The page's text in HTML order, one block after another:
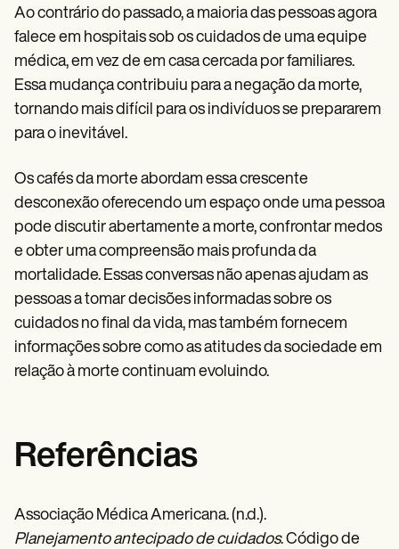
Ao contrário do passado, a maioria das pessoas agora
falece em hospitais sob os cuidados de uma equipe
médica, em vez de em casa cercada por familiares.
Essa mudança contribuiu para a negação da morte,
tornando mais difícil para os indivíduos se prepararem
para o inevitável.
Os cafés da morte abordam essa crescente
desconexão oferecendo um espaço onde uma pessoa
pode discutir abertamente a morte, confrontar medos
e obter uma compreensão mais profunda da
mortalidade. Essas conversas não apenas ajudam as
pessoas a tomar decisões informadas sobre os
cuidados no final da vida, mas também fornecem
informações sobre como as atitudes da sociedade em
relação à morte continuam evoluindo.
Referências
Associação Médica Americana. (n.d.).
Planejamento antecipado de cuidados. Código de